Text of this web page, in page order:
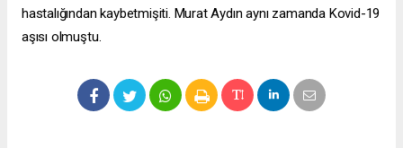
hastalığından kaybetmişiti. Murat Aydın aynı zamanda Kovid-19
aşısı olmuştu.